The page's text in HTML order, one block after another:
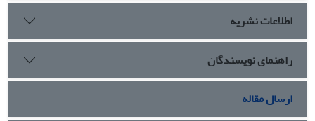
اطلاعات نشریه
راهنمای نویسندگان
ارسال مقاله